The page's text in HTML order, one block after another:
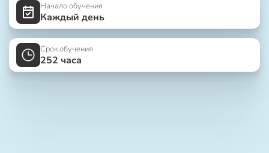
Начало обучения
Каждый день
Срок обучения
252 часа